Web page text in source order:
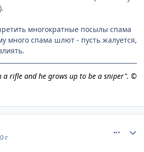
многократные посылы спама
много спама шлют - пусть жалуется,
a rifle and he grows up to be a sniper". ©
г